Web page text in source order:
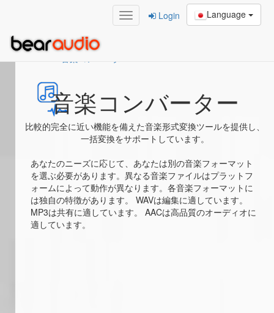
Language
Login
音楽コンバーター
比較的完全に近い機能を備えた音楽形式変換ツールを提供し、
一括変換をサポートしています。
あなたのニーズに応じて、あなたは別の音楽フォーマット
を選ぶ必要があります。異なる音楽ファイルはプラットフ
ォームによって動作が異なります。各音楽フォーマットに
は独自の特徴があります。 WAVは編集に適しています。
MP3は共有に適しています。 AACは高品質のオーディオに
適しています。